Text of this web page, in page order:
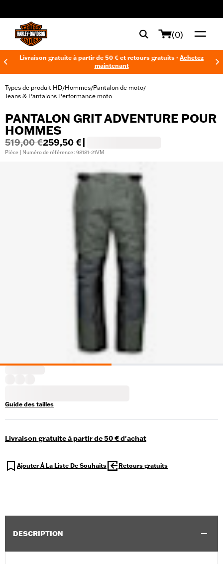
(0)
Livraison gratuite à partir de 50 € et retours gratuits - Achetez
maintenant
Types de produit HD/Hommes/Pantalon de moto/
Jeans & Pantalons Performance moto
PANTALON GRIT ADVENTURE POUR
HOMMES
519,00 €259,50 €
Pièce | Numéro de référence : 98181-21VM
Guide des tailles
Livraison gratuite à partir de 50 € d'achat
Ajouter À La Liste De Souhaits Retours gratuits
DESCRIPTION